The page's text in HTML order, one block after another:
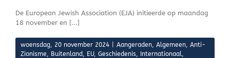
De European Jewish Association (EJA) initieerde op maandag
18 november en [...]
woensdag, 20 november 2024 Aangeraden, Algemeen, Anti-
Zionisme, Buitenland, EU, Geschiedenis, Internationaal,